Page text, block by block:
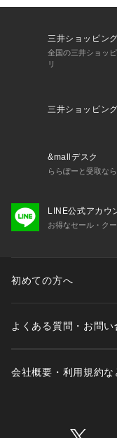
三井ショッピン
全国の三井ショッ
リ
三井ショッピン
&mallデスク
ららぽーと受取な
LINE公式アカウ
お得なセール・ク
初めての方へ
よくある質問・お問い
会社概要・利用規約な